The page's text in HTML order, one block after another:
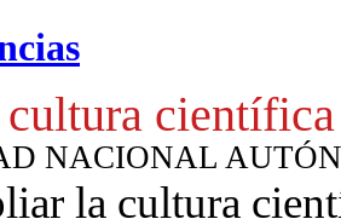
cultura científica
NACIONAL
la cultura